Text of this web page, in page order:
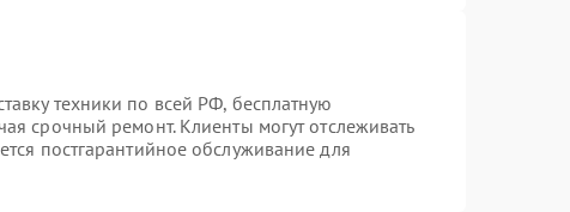
техники по всей РФ, бесплатную
срочный ремонт. Клиенты могут отслеживать
постгарантийное обслуживание для